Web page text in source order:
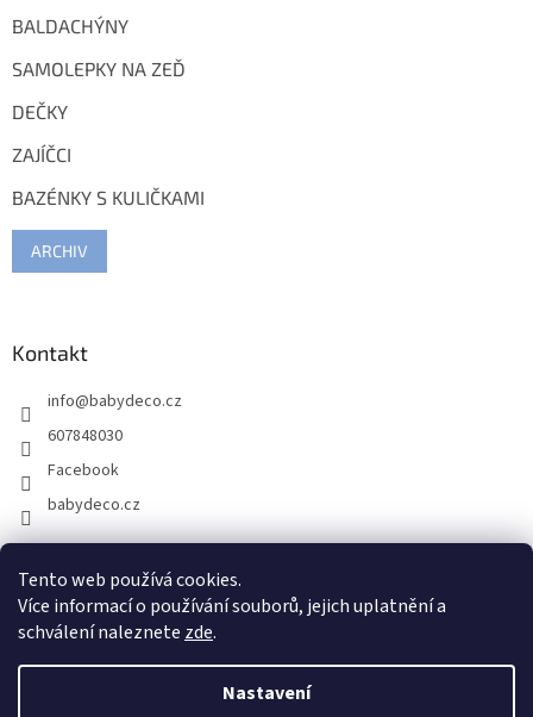
Tento web používá cookies.
Více informací o používání souborů, jejich uplatnění a
schválení naleznete zde.
Nastavení
BALDACHÝNY
SAMOLEPKY NA ZEĎ
DEČKY
ZAJÍČCI
BAZÉNKY S KULIČKAMI
ARCHIV
Kontakt
info@babydeco.cz
607848030
Facebook
babydeco.cz
Vytvořil Shoptet